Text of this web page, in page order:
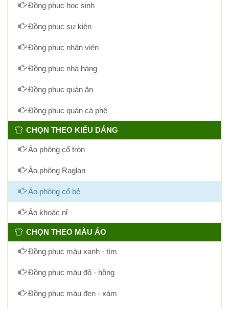
Đồng phục học sinh
Đồng phục sự kiện
Đồng phục nhân viên
Đồng phục nhà hàng
Đồng phục quán ăn
Đồng phục quán cà phê
CHỌN THEO KIỂU DÁNG
Áo phông cổ tròn
Áo phông Raglan
Áo phông cổ bẻ
Áo khoác nỉ
CHỌN THEO MÀU ÁO
Đồng phục màu xanh - tím
Đồng phục màu đỏ - hồng
Đồng phục màu đen - xám